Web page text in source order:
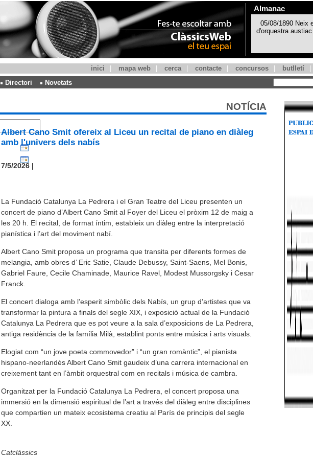
Almanac
inici mapa web cerca contacte concursos butlletí
Directori Novetats
NOTÍCIA
Albert Cano Smit ofereix al Liceu un recital de piano en diàleg
amb l'univers dels nabís
7/5/2026 |
La Fundació Catalunya La Pedrera i el Gran Teatre del Liceu presenten un
concert de piano d’Albert Cano Smit al Foyer del Liceu el pròxim 12 de maig a
les 20 h. El recital, de format íntim, estableix un diàleg entre la interpretació
pianística i l’art del moviment nabí.
Albert Cano Smit proposa un programa que transita per diferents formes de
melangia, amb obres d’ Eric Satie, Claude Debussy, Saint-Saens, Mel Bonis,
Gabriel Faure, Cecile Chaminade, Maurice Ravel, Modest Mussorgsky i Cesar
Franck.
El concert dialoga amb l’esperit simbòlic dels Nabís, un grup d’artistes que va
transformar la pintura a finals del segle XIX, i exposició actual de la Fundació
Catalunya La Pedrera que es pot veure a la sala d’exposicions de La Pedrera,
antiga residència de la família Milà, establint ponts entre música i arts visuals.
Elogiat com “un jove poeta commovedor” i “un gran romàntic”, el pianista
hispano-neerlandès Albert Cano Smit gaudeix d’una carrera internacional en
creixement tant en l’àmbit orquestral com en recitals i música de cambra.
Organitzat per la Fundació Catalunya La Pedrera, el concert proposa una
immersió en la dimensió espiritual de l’art a través del diàleg entre disciplines
que compartien un mateix ecosistema creatiu al París de principis del segle
XX.
Catclàssics